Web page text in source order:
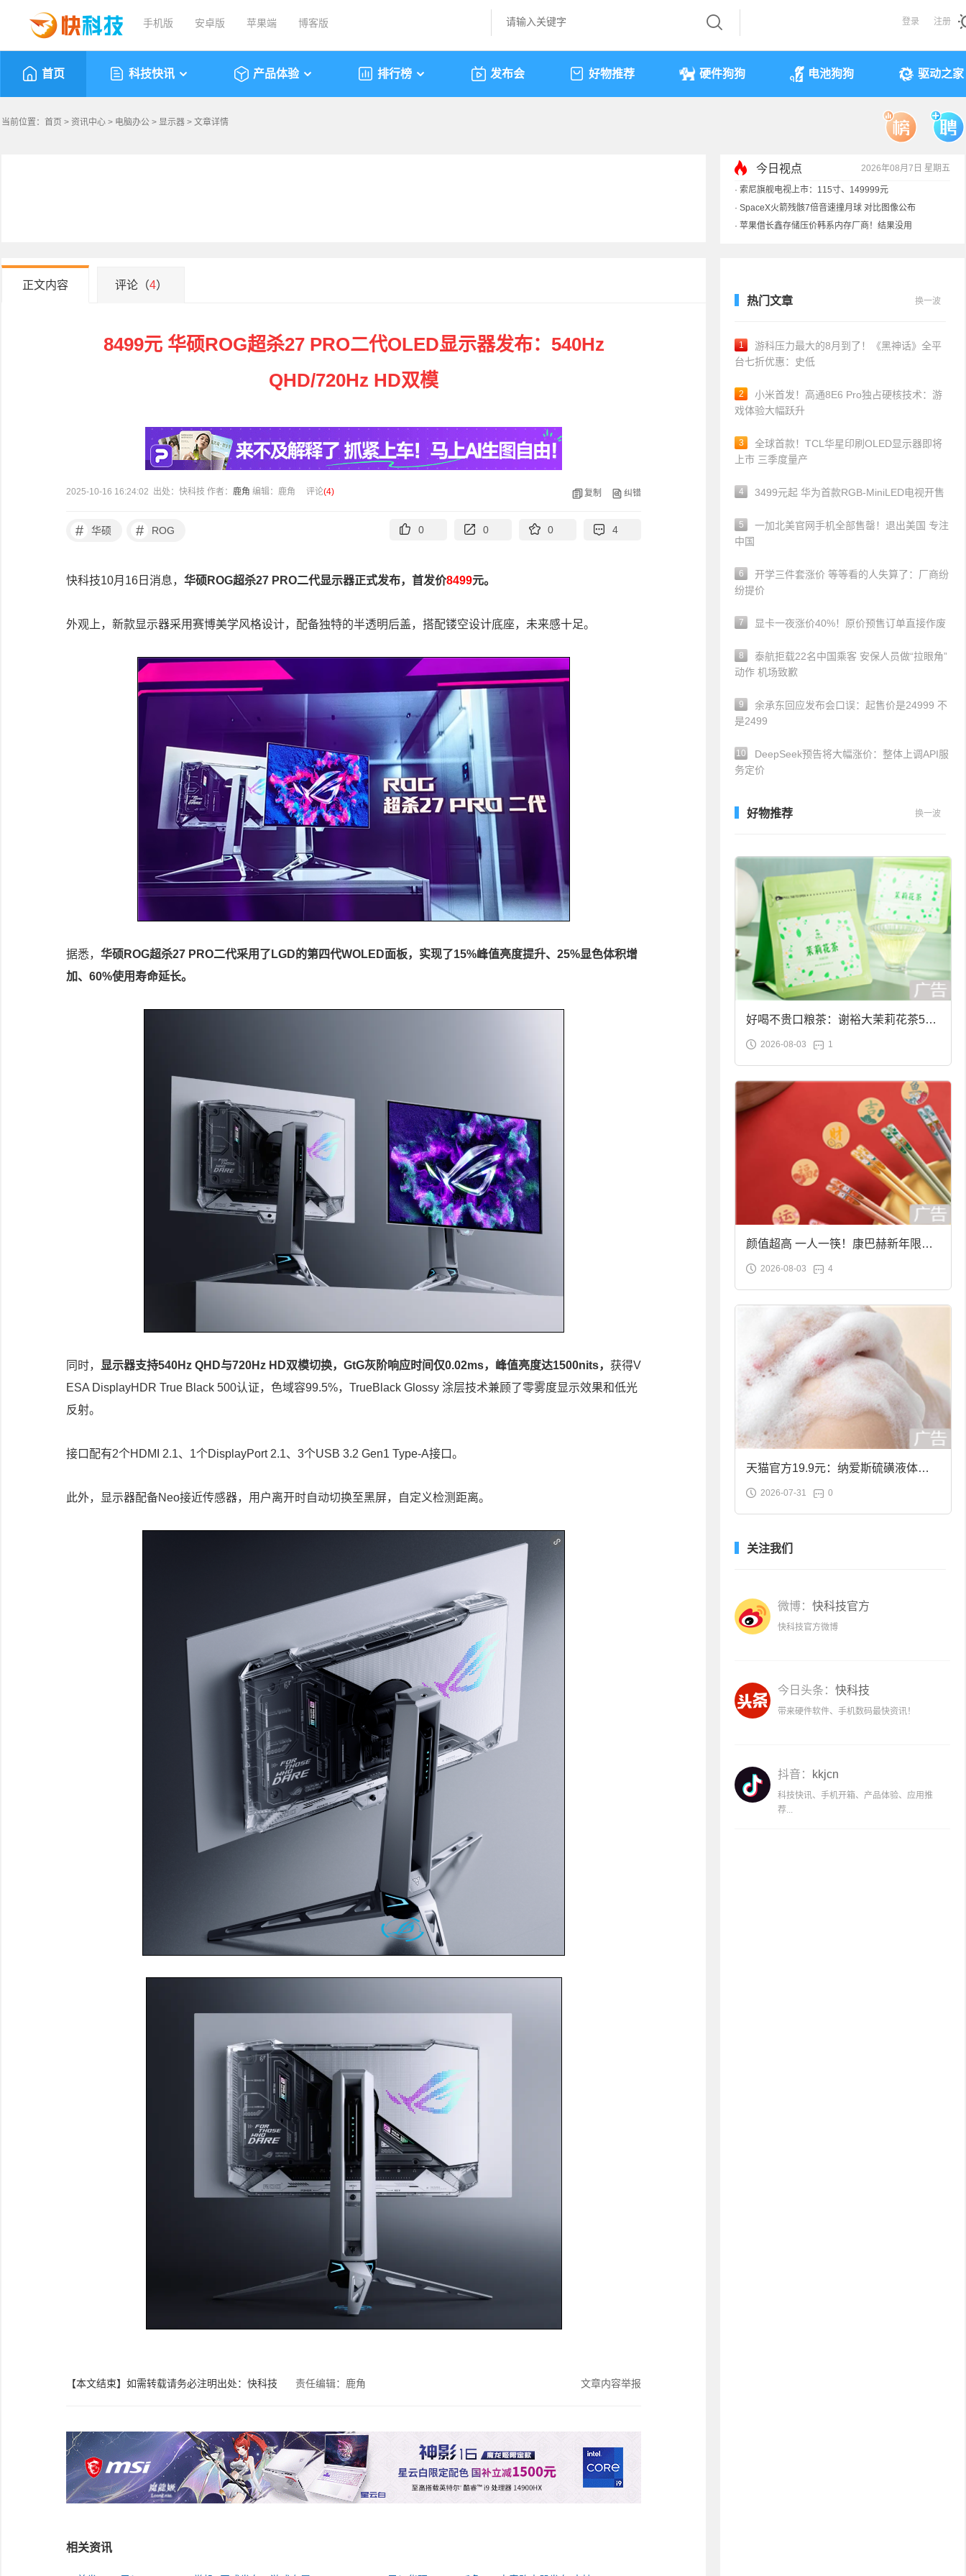
手机版 安卓版 苹果端 博客版 登录 注册
首页 科技快讯 产品体验 排行榜 发布会 好物推荐 硬件狗狗 电池狗狗 驱动之家
当前位置： 首页 > 资讯中心 > 电脑办公 > 显示器 > 文章详情
今日视点 2026年08月7日 星期五
· 索尼旗舰电视上市：115寸、149999元
· SpaceX火箭残骸7倍音速撞月球 对比图像公布
· 苹果借长鑫存储压价韩系内存厂商！结果没用
· 歌手汪峰：公司因AI已从1100人优化到400人
正文内容 评论（4）
8499元 华硕ROG超杀27 PRO二代OLED显示器发布：540Hz
QHD/720Hz HD双模
2025-10-16 16:24:02 出处：快科技 作者： 鹿角 编辑：鹿角 评论(4) 复制 纠错
# 华硕 # ROG 0 0 0 4
快科技10月16日消息， 华硕ROG超杀27 PRO二代显示器正式发布，首发价8499元。
外观上，新款显示器采用赛博美学风格设计，配备独特的半透明后盖，搭配镂空设计底座，未来感十足。
据悉， 华硕ROG超杀27 PRO二代采用了LGD的第四代WOLED面板，实现了15%峰值亮度提升、25%显色体积增
加、60%使用寿命延长。
同时， 显示器支持540Hz QHD与720Hz HD双模切换，GtG灰阶响应时间仅0.02ms，峰值亮度达1500nits， 获得V
ESA DisplayHDR True Black 500认证，色域容99.5%，TrueBlack Glossy 涂层技术兼顾了零雾度显示效果和低光
反射。
接口配有2个HDMI 2.1、1个DisplayPort 2.1、3个USB 3.2 Gen1 Type-A接口。
此外，显示器配备Neo接近传感器，用户离开时自动切换至黑屏，自定义检测距离。
【本文结束】如需转载请务必注明出处：快科技 责任编辑：鹿角 文章内容举报
相关资讯
热门文章 换一波
1
游科压力最大的8月到了！《黑神话》全平
台七折优惠：史低
2
小米首发！高通8E6 Pro独占硬核技术：游
戏体验大幅跃升
3
全球首款！TCL华星印刷OLED显示器即将
上市 三季度量产
4 3499元起 华为首款RGB-MiniLED电视开售
5
一加北美官网手机全部售罄！退出美国 专注
中国
6
开学三件套涨价 等等看的人失算了：厂商纷
纷提价
7 显卡一夜涨价40%！原价预售订单直接作废
8
泰航拒载22名中国乘客 安保人员做“拉眼角”
动作 机场致歉
9
余承东回应发布会口误：起售价是24999 不
是2499
10
DeepSeek预告将大幅涨价：整体上调API服
务定价
好物推荐 换一波
好喝不贵口粮茶：谢裕大茉莉花茶50g
袋装9.9元到手
2026-08-03 1
颜值超高 一人一筷！康巴赫新年限定
合金筷子大促：19.9元
2026-08-03 4
天猫官方19.9元：纳爱斯硫磺液体香
皂2斤大促
2026-07-31 0
关注我们
微博： 快科技官方
快科技官方微博
今日头条： 快科技
带来硬件软件、手机数码最快资讯！
抖音： kkjcn
科技快讯、手机开箱、产品体验、应用推
荐...